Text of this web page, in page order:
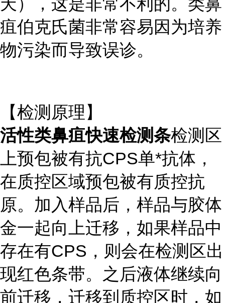
疽伯克氏菌非常容易因为培养
物污染而导致误诊。
【检测原理】
活性类鼻疽快速检测条检测区
上预包被有抗CPS单*抗体，
在质控区域预包被有质控抗
原。加入样品后，样品与胶体
金一起向上迁移，如果样品中
存在有CPS，则会在检测区出
现红色条带。之后液体继续向
前迁移，迁移到质控区时，如